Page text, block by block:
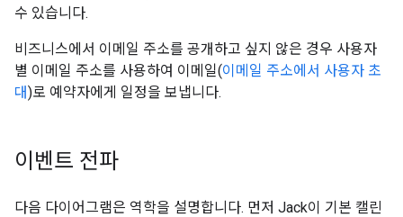
수 있습니다.
비즈니스에서 이메일 주소를 공개하고 싶지 않은 경우 사용자
별 이메일 주소를 사용하여 이메일(이메일 주소에서 사용자 초
대)로 예약자에게 일정을 보냅니다.
이벤트 전파
다음 다이어그램은 역학을 설명합니다. 먼저 Jack이 기본 캘린